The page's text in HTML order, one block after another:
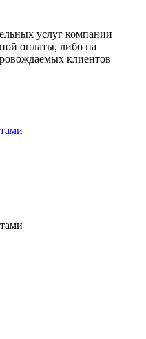
услуг компании
оплаты, либо на
клиентов